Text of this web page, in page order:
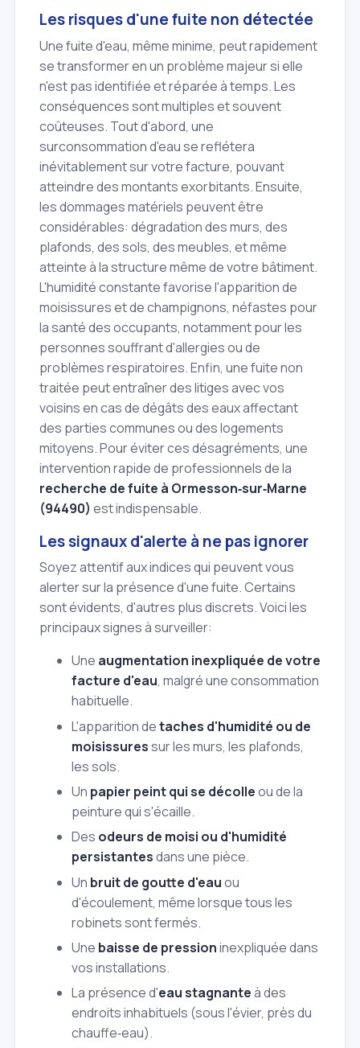
Les risques d'une fuite non détectée
Une fuite d'eau, même minime, peut rapidement
se transformer en un problème majeur si elle
n'est pas identifiée et réparée à temps. Les
conséquences sont multiples et souvent
coûteuses. Tout d'abord, une
surconsommation d'eau se reflétera
inévitablement sur votre facture, pouvant
atteindre des montants exorbitants. Ensuite,
les dommages matériels peuvent être
considérables: dégradation des murs, des
plafonds, des sols, des meubles, et même
atteinte à la structure même de votre bâtiment.
L'humidité constante favorise l'apparition de
moisissures et de champignons, néfastes pour
la santé des occupants, notamment pour les
personnes souffrant d'allergies ou de
problèmes respiratoires. Enfin, une fuite non
traitée peut entraîner des litiges avec vos
voisins en cas de dégâts des eaux affectant
des parties communes ou des logements
mitoyens. Pour éviter ces désagréments, une
intervention rapide de professionnels de la
recherche de fuite à Ormesson‑sur‑Marne
(94490) est indispensable.
Les signaux d'alerte à ne pas ignorer
Soyez attentif aux indices qui peuvent vous
alerter sur la présence d'une fuite. Certains
sont évidents, d'autres plus discrets. Voici les
principaux signes à surveiller:
Une augmentation inexpliquée de votre
facture d'eau, malgré une consommation
habituelle.
L'apparition detaches d'humidité ou de
moisissuressur les murs, les plafonds,
les sols.
Un papier peint qui se décolleou de la
peinture qui s'écaille.
Des odeurs de moisi ou d'humidité
persistantesdans une pièce.
Un bruit de goutte d'eauou
d'écoulement, même lorsque tous les
robinets sont fermés.
Une baisse de pressioninexpliquée dans
vos installations.
La présence d'eau stagnanteà des
endroits inhabituels (sous l'évier, près du
chauffe‑eau).